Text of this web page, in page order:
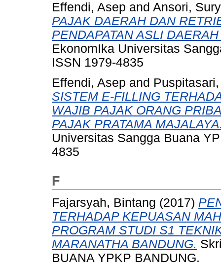
Effendi, Asep and Ansori,
PAJAK DAERAH DAN
PENDAPATAN ASLI
EkonomIka Universitas
ISSN 1979-4835
Effendi, Asep and
SISTEM E-FILLING
WAJIB PAJAK ORANG
PAJAK PRATAMA
Universitas Sangga Buana
4835
F
Fajarsyah, Bintang (2017)
TERHADAP KEPUASAN
PROGRAM STUDI S1
MARANATHA BANDUNG.
BUANA YPKP BANDUNG.